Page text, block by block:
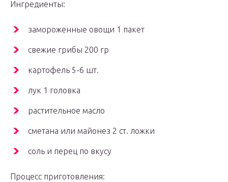
Ингредиенты:
замороженные овощи 1 пакет
свежие грибы 200 гр
картофель 5-6 шт.
лук 1 головка
растительное масло
сметана или майонез 2 ст. ложки
соль и перец по вкусу
Процесс приготовления: